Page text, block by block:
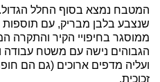
המטבח נמצא בסוף החלל הגדול.
שנצבע בלבן מבריק, עם תוספות
ממוסגר בחיפויי הקיר והתקרה
הגבוהים נישה עם משטח עבודה
ועליה מדפים ארוכים (גם הם
זכוכית.